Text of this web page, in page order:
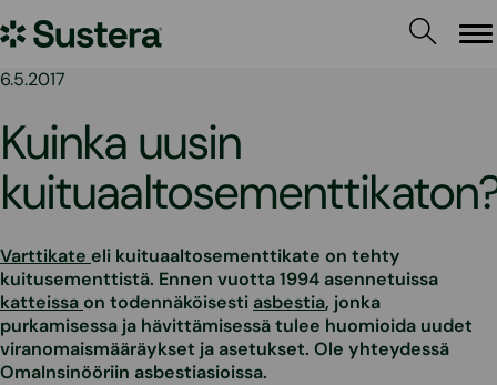
sisältöön
Sustera
6.5.2017
Kuinka uusin
Varttikate eli kuituaaltosementtikate on tehty
kuitusementtistä. Ennen vuotta 1994 asennetuissa
katteissa on todennäköisesti asbestia, jonka
purkamisessa ja hävittämisessä tulee huomioida uudet
viranomaismääräykset ja asetukset. Ole yhteydessä
OmaInsinööriin asbestiasioissa.